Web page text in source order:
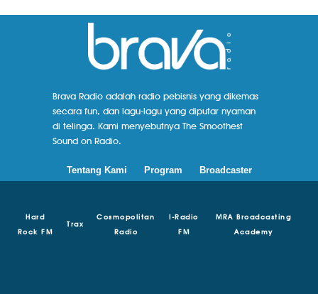
Brava Radio adalah radio pebisnis yang dikemas
secara fun, dan lagu-lagu yang diputar nyaman
di telinga. Kami menyebutnya The Smoothest
Sound on Radio.
Tentang Kami Program Broadcaster
Hard
Rock FM
Trax
Cosmopolitan
Radio
I-Radio
FM
MRA Broadcasting
Academy